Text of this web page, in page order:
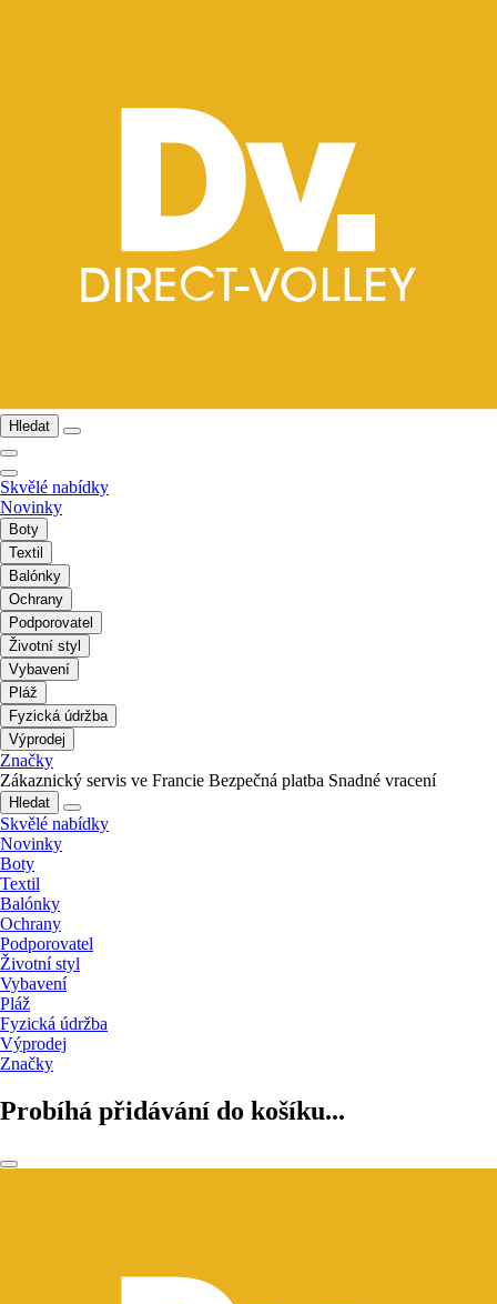
Hledat
Skvělé nabídky
Novinky
Boty
Textil
Balónky
Ochrany
Podporovatel
Životní styl
Vybavení
Pláž
Fyzická údržba
Výprodej
Značky
Zákaznický servis ve Francie Bezpečná platba Snadné vracení
Hledat
Skvělé nabídky
Novinky
Boty
Textil
Balónky
Ochrany
Podporovatel
Životní styl
Vybavení
Pláž
Fyzická údržba
Výprodej
Značky
Probíhá přidávání do košíku...